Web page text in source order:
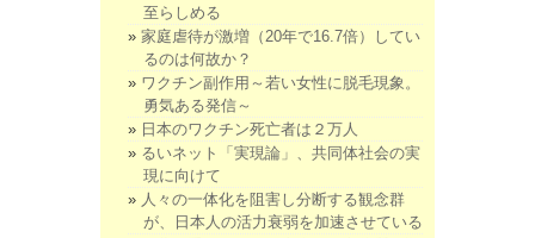
至らしめる
家庭虐待が激増（20年で16.7倍）してい
るのは何故か？
ワクチン副作用～若い女性に脱毛現象。
勇気ある発信～
日本のワクチン死亡者は２万人
るいネット「実現論」、共同体社会の実
現に向けて
人々の一体化を阻害し分断する観念群
が、日本人の活力衰弱を加速させている